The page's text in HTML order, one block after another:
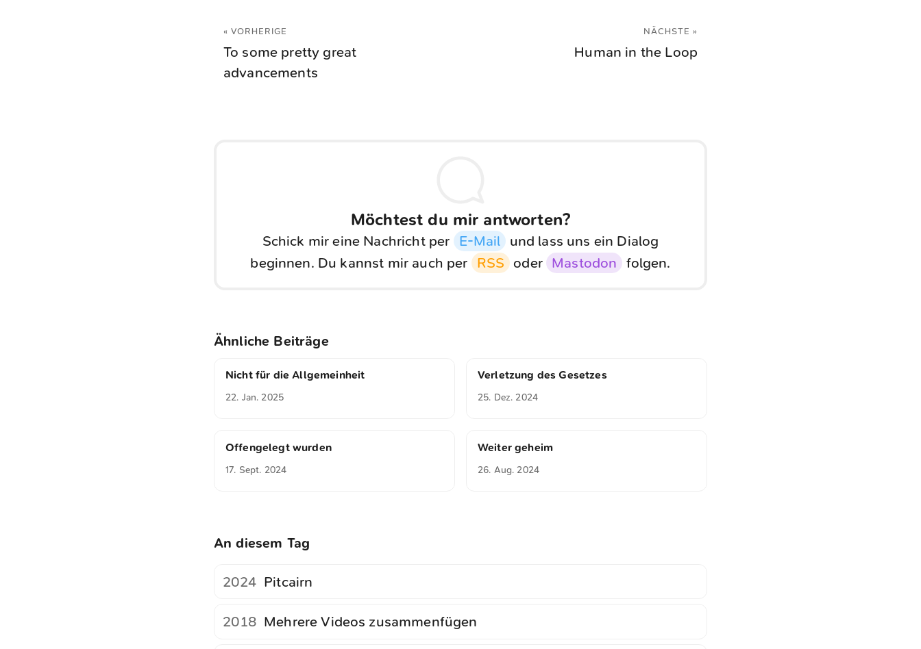
« VORHERIGE
To some pretty great
advancements
NÄCHSTE »
Human in the Loop
Möchtest du mir antworten?
Schick mir eine Nachricht per E-Mail
und lass uns ein Dialog
beginnen. Du kannst mir auch per
RSS oder Mastodon folgen.
Ähnliche Beiträge
Nicht für die Allgemeinheit
22. Jan. 2025
Verletzung des Gesetzes
25. Dez. 2024
Offengelegt wurden
17. Sept. 2024
Weiter geheim
26. Aug. 2024
An diesem Tag
2024 Pitcairn
2018 Mehrere Videos zusammenfügen